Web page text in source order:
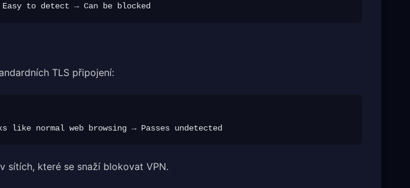
TLS připojení:
sítích, které se snaží blokovat VPN.